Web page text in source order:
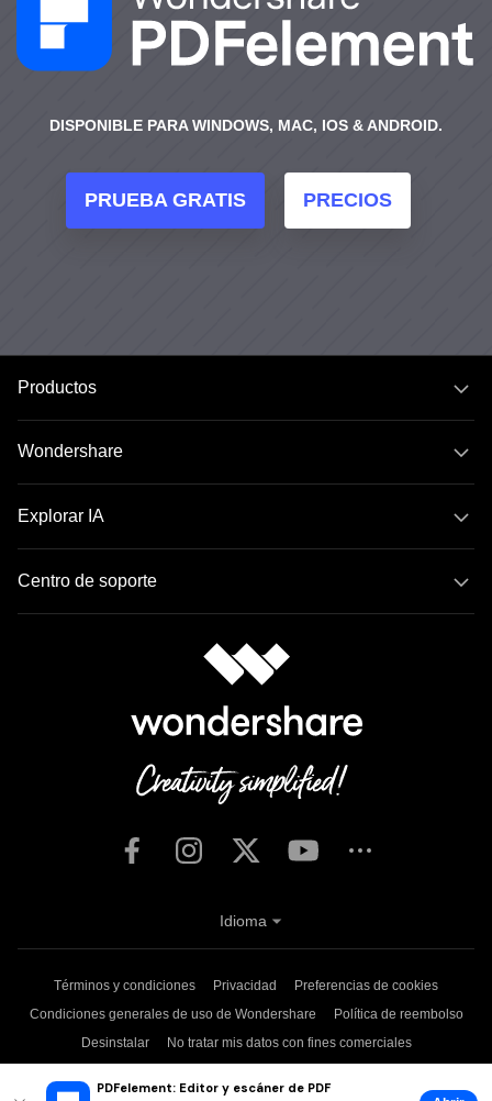
PDFelement: Editor y escáner de PDF
DISPONIBLE PARA WINDOWS, MAC, IOS & ANDROID.
PRUEBA GRATIS PRECIOS
Productos
Wondershare
Explorar IA
Centro de soporte
Términos y condiciones Privacidad
Preferencias de cookies
Condiciones generales de uso de Wondershare
Política de reembolso
Desinstalar
No tratar mis datos con fines comerciales
Idioma